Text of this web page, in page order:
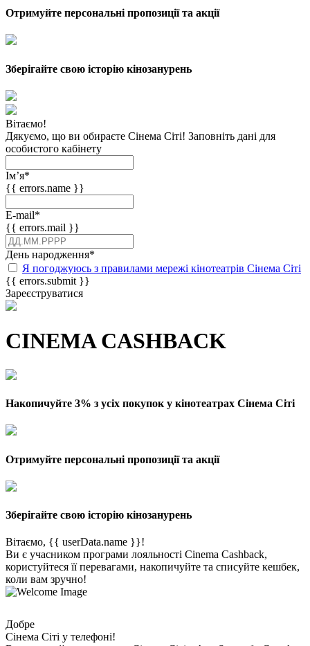
Отримуйте персональні пропозиції та акції
Зберігайте свою історію кінозанурень
Вітаємо!
Дякуємо, що ви обираєте Сінема Сіті! Заповніть дані для
особистого кабінету
Імʼя*
{{ errors.name }}
E-mail*
{{ errors.mail }}
День народження*
Я погоджуюсь з правилами мережі кінотеатрів Сінема Сіті
{{ errors.submit }}
Зареєструватися
CINEMA CASHBACK
Накопичуйте 3% з усіх покупок у кінотеатрах Сінема Сіті
Отримуйте персональні пропозиції та акції
Зберігайте свою історію кінозанурень
Вітаємо, {{ userData.name }}!
Ви є учасником програми лояльності Cinema Cashback,
користуйтеся її перевагами, накопичуйте та списуйте кешбек,
коли вам зручно!
Добре
Сінема Сіті у телефоні!